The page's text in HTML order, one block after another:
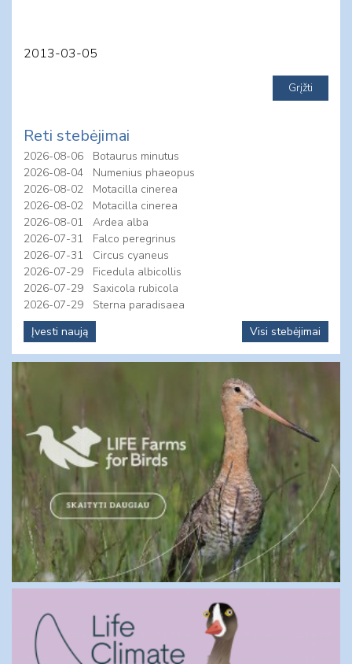
2013-03-05
Reti stebėjimai
2026-08-06
Botaurus minutus
2026-08-04
Numenius phaeopus
2026-08-02
Motacilla cinerea
2026-08-02
Motacilla cinerea
2026-08-01
Ardea alba
2026-07-31
Falco peregrinus
2026-07-31
Circus cyaneus
2026-07-29
Ficedula albicollis
2026-07-29
Saxicola rubicola
2026-07-29
Sterna paradisaea
Įvesti naują
Visi stebėjimai